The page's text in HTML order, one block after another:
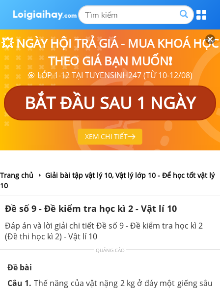
💥 NGÀY HỘI TRẢ GIÁ - MUA KHOÁ HỌC
THEO GIÁ BẠN MUỐN❗
🎯 LỚP 1-12 TẠI TUYENSINH247 (TỪ 10-12/08)
BẮT ĐẦU SAU 1 NGÀY
XEM CHI TIẾT
Trang chủ
Giải bài tập vật lý 10, Vật lý lớp 10 - Để học tốt vật lý
10
Đề số 9 - Đề kiểm tra học kì 2 - Vật lí 10
Đáp án và lời giải chi tiết Đề số 9 - Đề kiểm tra học kì 2
(Đề thi học kì 2) - Vật lí 10
QUẢNG CÁO
Đề bài
Câu 1. Thế năng của vật nặng 2 kg ở đáy một giếng sâu